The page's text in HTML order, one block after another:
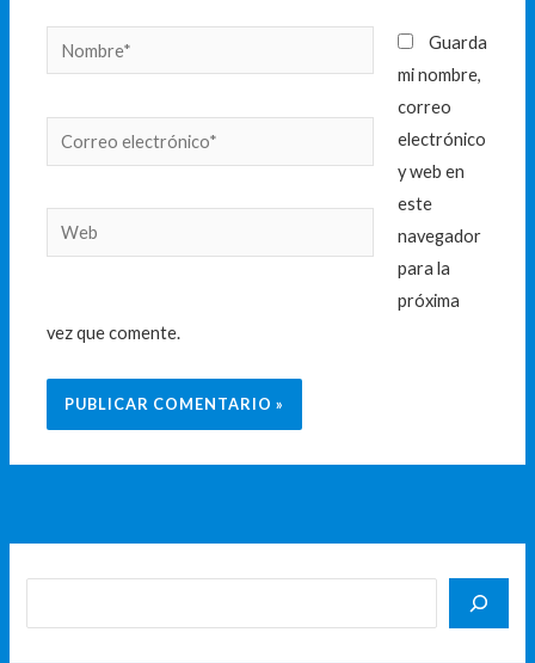
Nombre*
Correo
electrónico*
Web
Guarda
mi nombre,
correo
electrónico
y web en
este
navegador
para la
próxima
vez que comente.